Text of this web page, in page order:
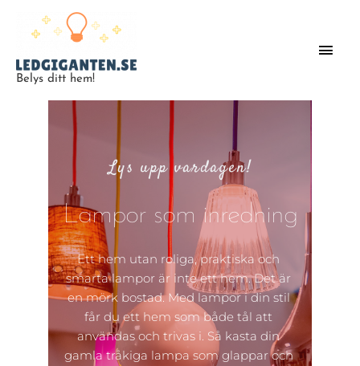
Belys ditt hem!
Lys upp vardagen!
Lampor som inredning
Ett hem utan roliga, praktiska och
smarta lampor är inte ett hem. Det är
en mörk bostad. Med lampor i din stil
får du ett hem som både tål att
användas och trivas i. Så kasta din
gamla tråkiga lampa som glappar och